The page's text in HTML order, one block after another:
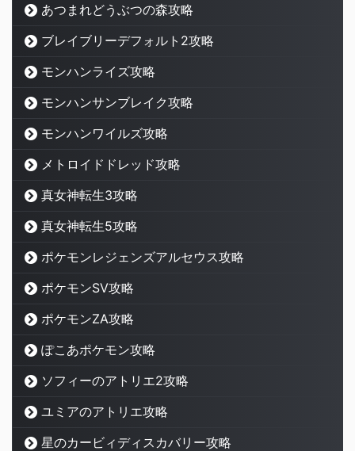
あつまれどうぶつの森攻略
ブレイブリーデフォルト2攻略
モンハンライズ攻略
モンハンサンブレイク攻略
モンハンワイルズ攻略
メトロイドドレッド攻略
真女神転生3攻略
真女神転生5攻略
ポケモンレジェンズアルセウス攻略
ポケモンSV攻略
ポケモンZA攻略
ぽこあポケモン攻略
ソフィーのアトリエ2攻略
ユミアのアトリエ攻略
星のカービィディスカバリー攻略